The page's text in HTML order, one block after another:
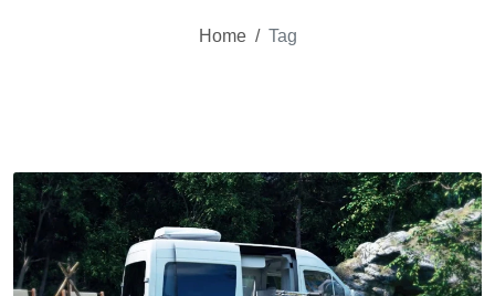
Home / Tag